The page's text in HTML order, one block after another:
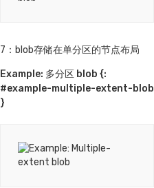
7：blob存储在单分区的节点布局
Example: 多分区 blob {:
#example-multiple-extent-blob
}